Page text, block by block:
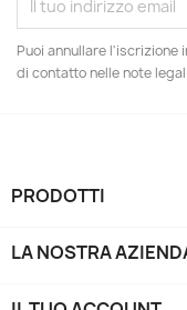
Puoi annullare l'iscrizione
di contatto nelle note
PRODOTTI
LA NOSTRA